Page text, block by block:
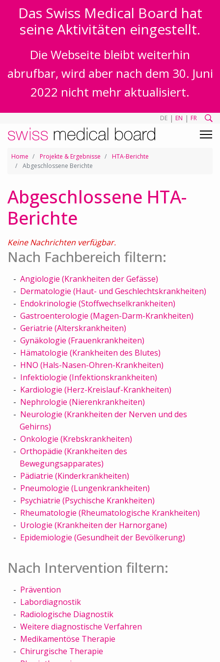
Das Swiss Medical Board hat
seine Aktivitäten eingestellt.
Die Webseite bleibt weiterhin
abrufbar, wird aber nach dem 30. Juni
2022 nicht mehr aktualisiert.
DE | EN | FR
Home Projekte & Ergebnisse
HTA-Berichte
Abgeschlossene Berichte
Abgeschlossene HTA-
Berichte
Keine Nachrichten verfügbar.
Nach Fachbereich filtern:
Angiologie (Krankheiten der Gefässe)
Dermatologie (Haut- und Geschlechtskrankheiten)
Endokrinologie (Stoffwechselkrankheiten)
Gastroenterologie (Magen-Darm-Krankheiten)
Geriatrie (Alterskrankheiten)
Gynäkologie (Frauenkrankheiten)
Hämatologie (Krankheiten des Blutes)
HNO (Hals-Nasen-Ohren-Krankheiten)
Infektiologie (Infektionskrankheiten)
Kardiologie (Herz-Kreislauf-Krankheiten)
Nephrologie (Nierenkrankheiten)
Neurologie (Krankheiten der Nerven und des
Gehirns)
Onkologie (Krebskrankheiten)
Orthopädie (Krankheiten des
Bewegungsapparates)
Pädiatrie (Kinderkrankheiten)
Pneumologie (Lungenkrankheiten)
Psychiatrie (Psychische Krankheiten)
Rheumatologie (Rheumatologische Krankheiten)
Urologie (Krankheiten der Harnorgane)
Epidemiologie (Gesundheit der Bevölkerung)
Nach Intervention filtern:
Prävention
Labordiagnostik
Radiologische Diagnostik
Weitere diagnostische Verfahren
Medikamentöse Therapie
Chirurgische Therapie